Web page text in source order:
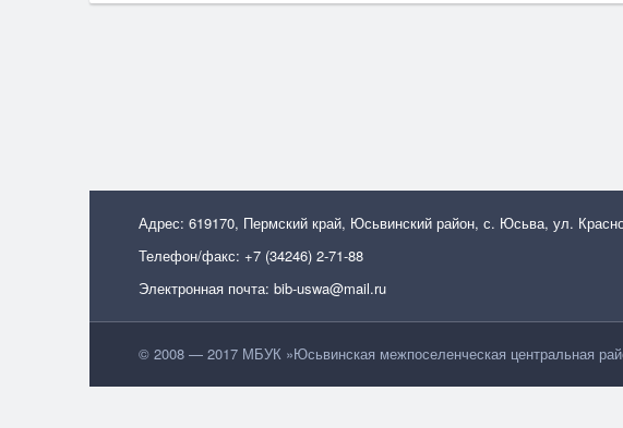
Адрес: 619170, Пермский край, Юсьвинский район, с. Юсьва, ул.
Телефон/факс: +7 (34246) 2-71-88
Электронная почта: bib-uswa@mail.ru
© 2008 — 2017 МБУК »Юсьвинская межпоселенческая центральная